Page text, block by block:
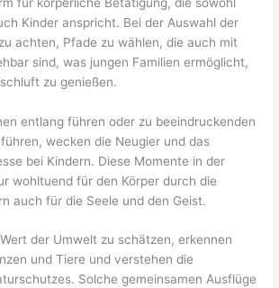
Kinder anspricht. Bei der Auswahl der
achten, Pfade zu wählen, die auch mit
sind, was jungen Familien ermöglicht,
zu genießen.
entlang führen oder zu beeindruckenden
wecken die Neugier und das
bei Kindern. Diese Momente in der
wohltuend für den Körper durch die
auch für die Seele und den Geist.
der Umwelt zu schätzen, erkennen
und Tiere und verstehen die
Solche gemeinsamen Ausflüge